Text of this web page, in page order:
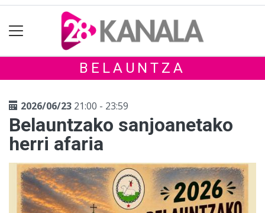
BELAUNTZA
2026/06/23 21:00 - 23:59
Belauntzako sanjoanetako
herri afaria